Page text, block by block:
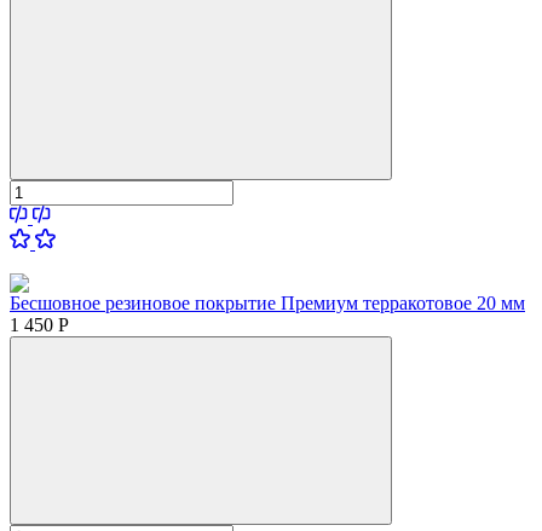
Бесшовное резиновое покрытие Премиум терракотовое 20 мм
1 450 Р